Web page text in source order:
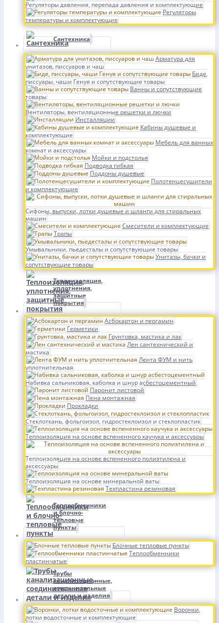
Регуляторы давления, перепада давления и комплектующие
Регуляторы
температуры и комплектующие
Сантехника
Арматура для
унитазов, писсуаров и чаш
Биде,
писсуары, чаши Генуя и сопутствующие товары
Ванны и сопутствующие
товары
Вентиляторы, вентиляционные решетки и лючки
Инсталляции
Кабины душевые и
комплектующие
Мебель для ванных
комнат и аксессуары
Мойки и подстолья
Подводка гибкая
Поддоны душевые
Полотенцесушители
и комплектующие
Сифоны, выпуски, лотки душевые и шланги для стиральных
машин
Смесители и комплектующие
Трапы
Умывальники, пьедесталы и сопутствующие товары
Унитазы, бачки и
сопутствующие товары
Теплоизоляция,
уплотнения,
защитные
покрытия
Асбокартон и пергамин
Герметики
Грунтовка, мастика и лак
Лен сантехнический и
мастика
Лента ФУМ и нить
уплотнительная
Набивка сальниковая, каболка и шнур асбестоцементный
Паронит листовой
Пена монтажная
Прокладки
Стеклоткань, фольгоизол, гидростеклоизол и стеклопластик
Теплоизоляция на основе вспененного каучука и аксессуары
Теплоизоляция на основе вспененного полиэтилена и
аксессуары
Теплоизоляция на основе минеральной ваты
Техпластина резиновая
Теплообменники
и блочно-
тепловые
пункты
Блочные тепловые пункты
Теплообменники
пластинчатые
Трубы
канализационные,
соединительные
детали и изделия
Воронки,
лотки водосточные и комплектующие